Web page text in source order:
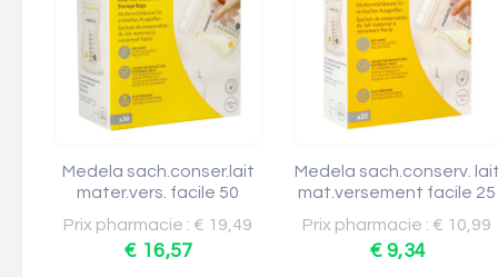
Medela sach.conser.lait
mater.vers. facile 50
Prix pharmacie : € 19,49
€ 16,57
Medela sach.conserv.
mat.versement facile 25
Prix pharmacie : € 10,99
€ 9,34